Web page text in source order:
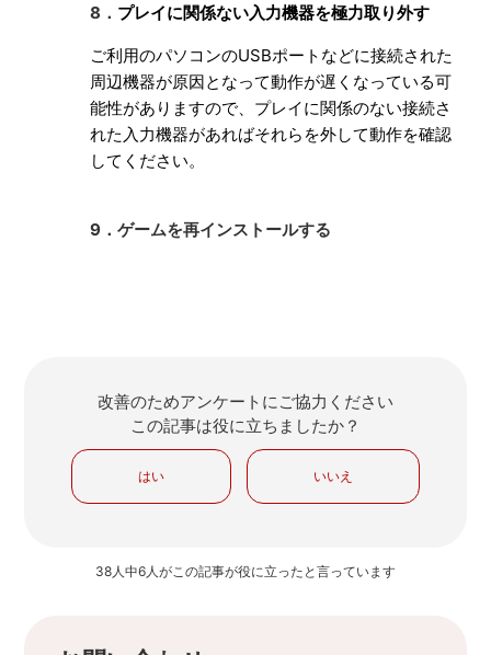
8． プレイに関係ない入力機器を極力取り外す
ご利用のパソコンのUSBポートなどに接続された
周辺機器が原因となって動作が遅くなっている可
能性がありますので、 プレイに関係のない接続さ
れた入力機器があればそれらを外して動作を確認
してください。
9．ゲームを再インストールする
改善のためアンケートにご協力ください
この記事は役に立ちましたか？
はい いいえ
38人中6人がこの記事が役に立ったと言っています